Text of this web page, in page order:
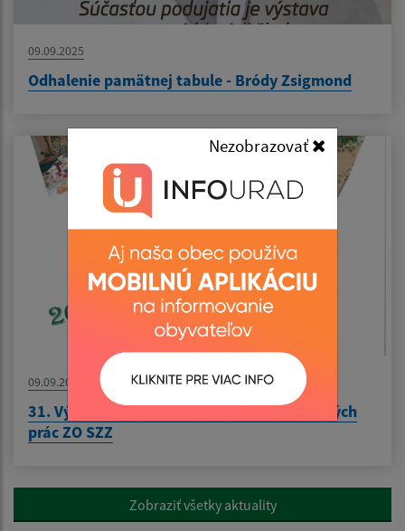
Nezobrazovať
09.09.2025
Odhalenie pamätnej tabule - Bródy Zsigmond
09.09.2025
31. Výstava ovocia, zeleniny, kvetov a ručných
prác ZO SZZ
Zobraziť všetky aktuality